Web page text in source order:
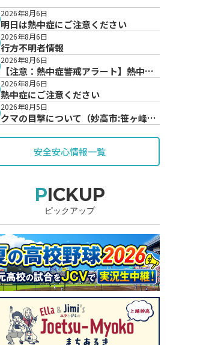
2026年8月6日
明日は熱中症にご注意ください
2026年8月6日
行方不明者情報
2026年8月6日
【注意：熱中症警戒アラート】熱中症
警戒アラートが発表されています。
2026年8月6日
熱中症にご注意ください
2026年8月5日
クマの目撃について（妙高市:笹ヶ峰地
安全安心情報一覧
PICKUP
ピックアップ